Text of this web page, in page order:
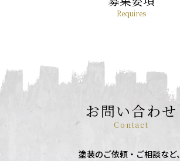
Requires
お問い合わせ
Contact
塗装のご依頼・ご相談など、